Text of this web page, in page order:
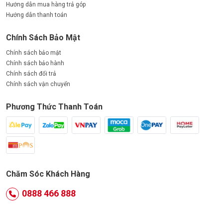
Hướng dẫn mua hàng trả góp
Hướng dẫn thanh toán
Chính Sách Bảo Mật
Chính sách bảo mật
Chính sách bảo hành
Chính sách đổi trả
Chính sách vận chuyển
Phương Thức Thanh Toán
Chăm Sóc Khách Hàng
0888 466 888